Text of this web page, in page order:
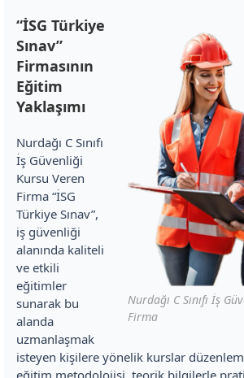
Nurdağı C Sınıfı İş
Firma
“İSG Türkiye
Sınav”
Firmasının
Eğitim
Yaklaşımı
Nurdağı C Sınıfı
İş Güvenliği
Kursu Veren
Firma “İSG
Türkiye Sınav”,
iş güvenliği
alanında kaliteli
ve etkili
eğitimler
sunarak bu
alanda
uzmanlaşmak
isteyen kişilere yönelik kurslar